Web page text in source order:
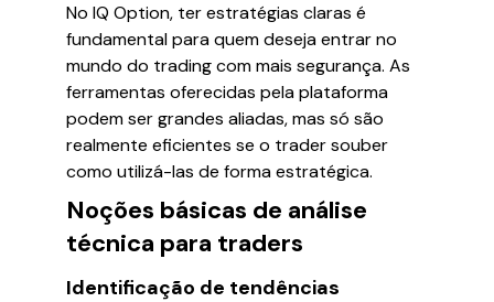
No IQ Option, ter estratégias claras é
fundamental para quem deseja entrar no
mundo do trading com mais segurança. As
ferramentas oferecidas pela plataforma
podem ser grandes aliadas, mas só são
realmente eficientes se o trader souber
como utilizá-las de forma estratégica.
Noções básicas de análise
técnica para traders
Identificação de tendências